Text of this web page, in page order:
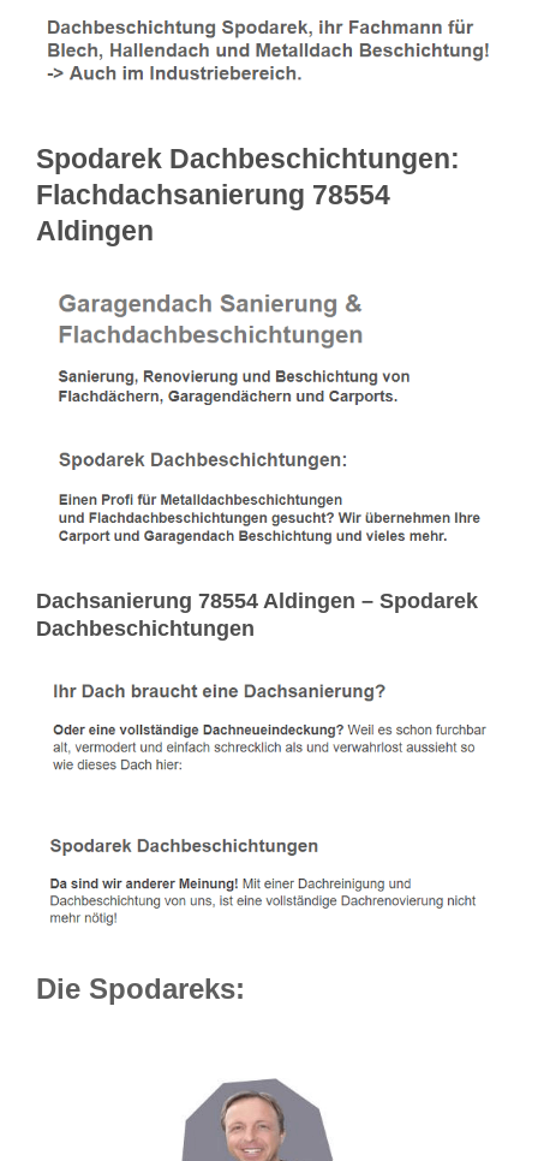
Spodarek Dachbeschichtungen:
Flachdachsanierung 78554
Aldingen
Dachsanierung 78554 Aldingen – Spodarek
Dachbeschichtungen
Die Spodareks: